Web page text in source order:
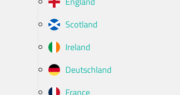
Scotland
Ireland
Deutschland
France